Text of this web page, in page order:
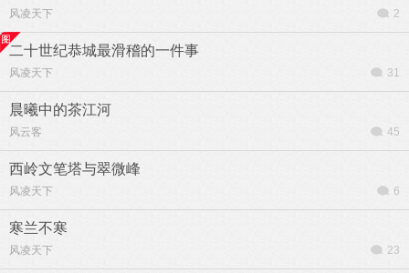
风凌天下 2
二十世纪恭城最滑稽的一件事
风凌天下 31
晨曦中的茶江河
风云客 45
西岭文笔塔与翠微峰
风凌天下 6
寒兰不寒
风凌天下 23